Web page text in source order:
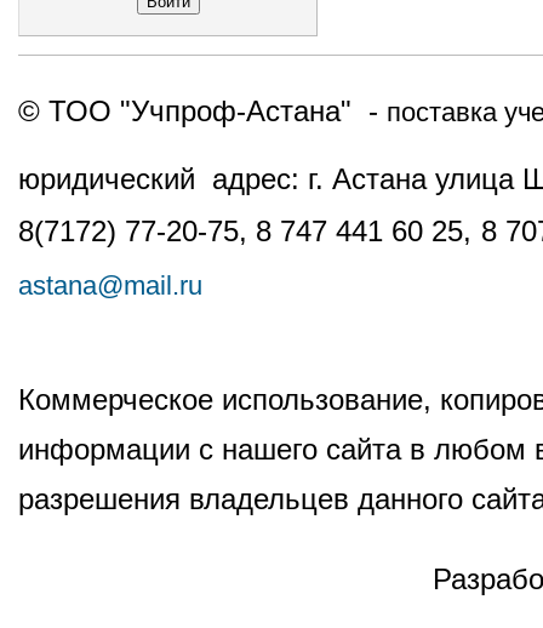
© ТОО "Учпроф-Астана" - поставка
юридический адрес: г. Астана
8(7172) 77-20-75, 8 747 441 60 25, 8
astana@mail.ru
Коммерческое использование,
информации с нашего сайта в любом
разрешения владельцев данного